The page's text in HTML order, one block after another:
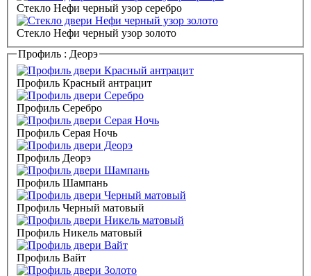
Стекло Нефи черный узор серебро
Стекло Нефи черный узор золото
Профиль : Деорэ
Профиль Красный антрацит
Профиль Серебро
Профиль Серая Ночь
Профиль Деорэ
Профиль Шампань
Профиль Черный матовый
Профиль Никель матовый
Профиль Вайт